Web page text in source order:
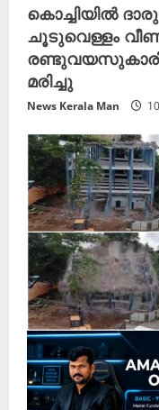
കൊച്ചിയിൽ
ചൂടുവെള്ളം വീണ്
മരിച്ചു
News Kerala Man